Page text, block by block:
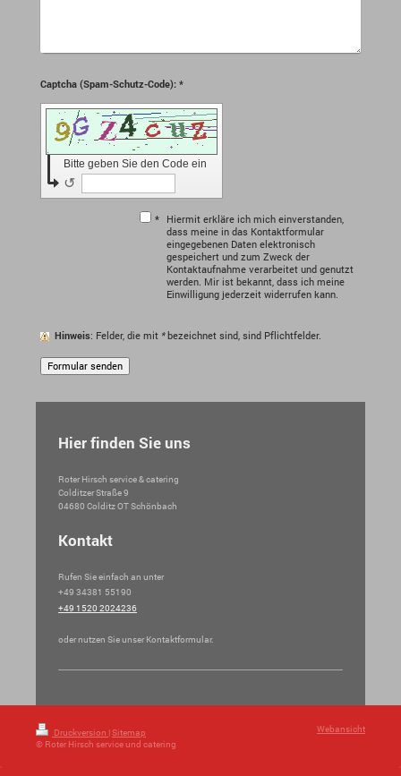
Captcha (Spam-Schutz-Code): *
Bitte geben Sie den Code ein
↺
*
Hiermit erkläre ich mich einverstanden,
dass meine in das Kontaktformular
eingegebenen Daten elektronisch
gespeichert und zum Zweck der
Kontaktaufnahme verarbeitet und genutzt
werden. Mir ist bekannt, dass ich meine
Einwilligung jederzeit widerrufen kann.
Hinweis : Felder, die mit *bezeichnet sind, sind Pflichtfelder.
Hier finden Sie uns
Roter Hirsch service & catering
Colditzer Straße9
04680 Colditz OT Schönbach
Kontakt
Rufen Sie einfach an unter
+49 34381 55190
+49 1520 2024236
oder nutzen Sie unser Kontaktformular.
Druckversion | Sitemap
© Roter Hirsch service und catering
Webansicht